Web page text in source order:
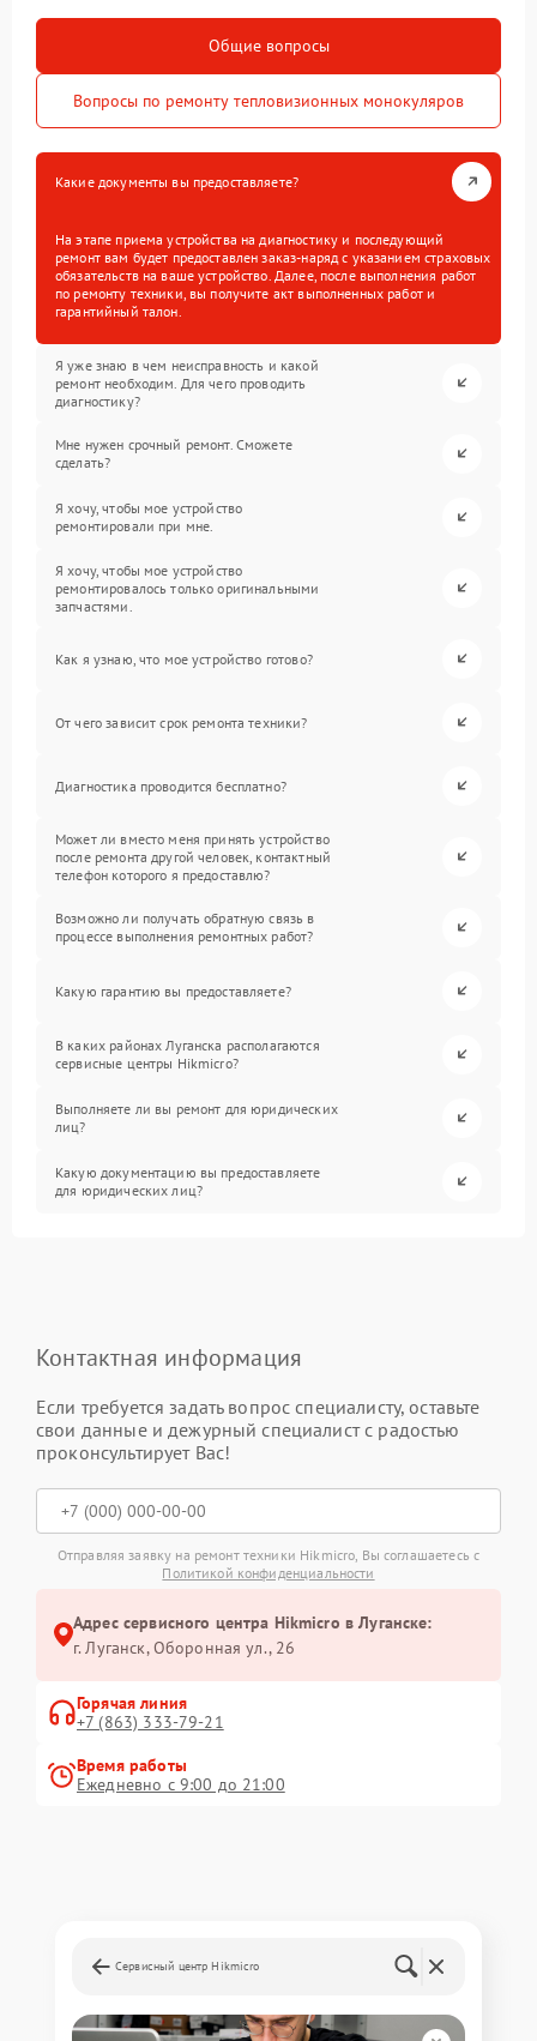
Общие вопросы
Вопросы по ремонту тепловизионных монокуляров
Какие документы вы предоставляете?
На этапе приема устройства на диагностику и последующий
ремонт вам будет предоставлен заказ-наряд с указанием страховых
обязательств на ваше устройство. Далее, после выполнения работ
по ремонту техники, вы получите акт выполненных работ и
гарантийный талон.
Я уже знаю в чем неисправность и какой
ремонт необходим. Для чего проводить
диагностику?
Мне нужен срочный ремонт. Сможете
сделать?
Я хочу, чтобы мое устройство
ремонтировали при мне.
Я хочу, чтобы мое устройство
ремонтировалось только оригинальными
запчастями.
Как я узнаю, что мое устройство готово?
От чего зависит срок ремонта техники?
Диагностика проводится бесплатно?
Может ли вместо меня принять устройство
после ремонта другой человек, контактный
телефон которого я предоставлю?
Возможно ли получать обратную связь в
процессе выполнения ремонтных работ?
Какую гарантию вы предоставляете?
В каких районах Луганска располагаются
сервисные центры Hikmicro?
Выполняете ли вы ремонт для юридических
лиц?
Какую документацию вы предоставляете
для юридических лиц?
Контактная информация
Если требуется задать вопрос специалисту, оставьте
свои данные и дежурный специалист с радостью
проконсультирует Вас!
Отправляя заявку на ремонт техники Hikmicro, Вы соглашаетесь с
Политикой конфиденциальности
Адрес сервисного центра Hikmicro в Луганске:
г. Луганск, Оборонная ул., 26
Горячая линия
+7 (863) 333-79-21
Время работы
Ежедневно с 9:00 до 21:00
Сервисный центр Hikmicro